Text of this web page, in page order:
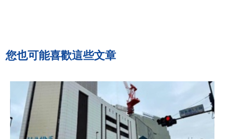
您也可能喜歡這些文章